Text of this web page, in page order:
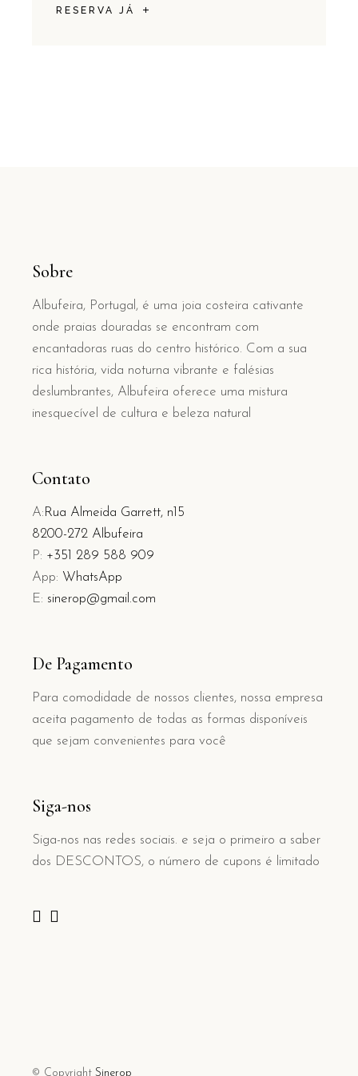
RESERVA JÁ
Sobre
Albufeira, Portugal, é uma joia costeira cativante
onde praias douradas se encontram com
encantadoras ruas do centro histórico. Com a sua
rica história, vida noturna vibrante e falésias
deslumbrantes, Albufeira oferece uma mistura
inesquecível de cultura e beleza natural
Contato
A: Rua Almeida Garrett, n15
8200-272 Albufeira
P: +351 289 588 909
App: WhatsApp
E: sinerop@gmail.com
De Pagamento
Para comodidade de nossos clientes, nossa empresa
aceita pagamento de todas as formas disponíveis
que sejam convenientes para você
Siga-nos
Siga-nos nas redes sociais. e seja o primeiro a saber
dos DESCONTOS, o número de cupons é limitado
© CopyrightSinerop